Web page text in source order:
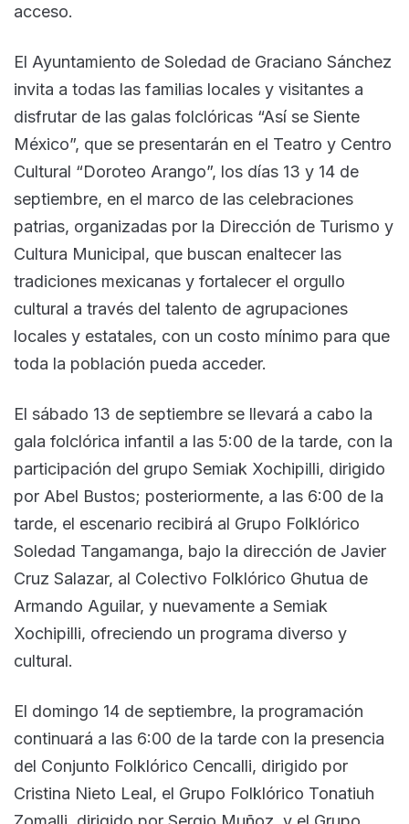
acceso.
El Ayuntamiento de Soledad de Graciano Sánchez
invita a todas las familias locales y visitantes a
disfrutar de las galas folclóricas “Así se Siente
México”, que se presentarán en el Teatro y Centro
Cultural “Doroteo Arango”, los días 13 y 14 de
septiembre, en el marco de las celebraciones
patrias, organizadas por la Dirección de Turismo y
Cultura Municipal, que buscan enaltecer las
tradiciones mexicanas y fortalecer el orgullo
cultural a través del talento de agrupaciones
locales y estatales, con un costo mínimo para que
toda la población pueda acceder.
El sábado 13 de septiembre se llevará a cabo la
gala folclórica infantil a las 5:00 de la tarde, con la
participación del grupo Semiak Xochipilli, dirigido
por Abel Bustos; posteriormente, a las 6:00 de la
tarde, el escenario recibirá al Grupo Folklórico
Soledad Tangamanga, bajo la dirección de Javier
Cruz Salazar, al Colectivo Folklórico Ghutua de
Armando Aguilar, y nuevamente a Semiak
Xochipilli, ofreciendo un programa diverso y
cultural.
El domingo 14 de septiembre, la programación
continuará a las 6:00 de la tarde con la presencia
del Conjunto Folklórico Cencalli, dirigido por
Cristina Nieto Leal, el Grupo Folklórico Tonatiuh